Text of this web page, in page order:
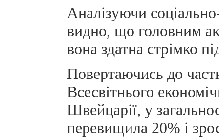
Аналізуючи
видно, що головним
вона здатна стрімко
Повертаючись до
Всесвітнього
Швейцарії, у
перевищила 20% і